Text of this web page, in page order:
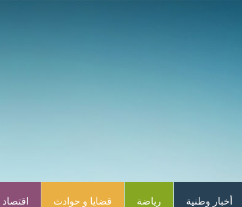
أخبار وطنية رياضة قضايا و حوادث اقتصاد